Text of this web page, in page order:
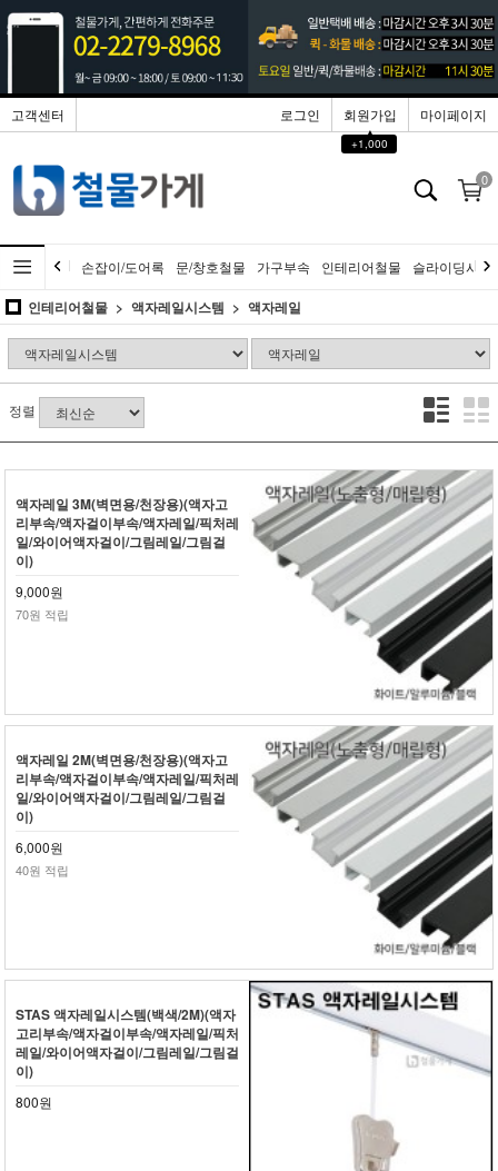
고객센터 로그인
회원가입
▲
+1,000
마이페이지
0
손잡이/도어록 문/창호철물 가구부속 인테리어철물 슬라이딩시스
인테리어철물 액자레일시스템 액자레일
정렬
액자레일 3M(벽면용/천장용)(액자고
리부속/액자걸이부속/액자레일/픽처레
일/와이어액자걸이/그림레일/그림걸
이)
9,000원
70원 적립
액자레일 2M(벽면용/천장용)(액자고
리부속/액자걸이부속/액자레일/픽처레
일/와이어액자걸이/그림레일/그림걸
이)
6,000원
40원 적립
STAS 액자레일시스템(백색/2M)(액자
고리부속/액자걸이부속/액자레일/픽처
레일/와이어액자걸이/그림레일/그림걸
이)
800원